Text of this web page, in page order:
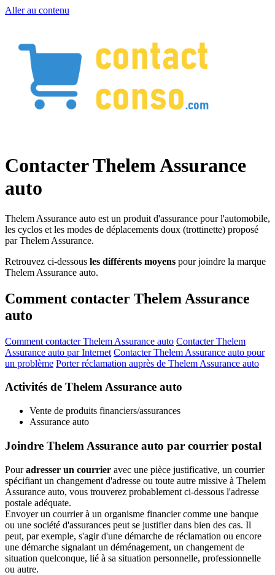
Aller au contenu
Contacter Thelem Assurance
auto
Thelem Assurance auto est un produit d'assurance pour l'automobile,
les cyclos et les modes de déplacements doux (trottinette) proposé
par Thelem Assurance.
Retrouvez ci-dessous les différents moyens pour joindre la marque
Thelem Assurance auto.
Comment contacter Thelem Assurance
auto
Comment contacter Thelem Assurance auto Contacter Thelem
Assurance auto par Internet Contacter Thelem Assurance auto pour
un problème Porter réclamation auprès de Thelem Assurance auto
Activités de Thelem Assurance auto
Vente de produits financiers/assurances
Assurance auto
Joindre Thelem Assurance auto par courrier postal
Pouradresser un courrier avec une pièce justificative, un courrier
spécifiant un changement d'adresse ou toute autre missive à Thelem
Assurance auto, vous trouverez probablement ci-dessous l'adresse
postale adéquate.
Envoyer un courrier à un organisme financier comme une banque
ou une société d'assurances peut se justifier dans bien des cas. Il
peut, par exemple, s'agir d'une démarche de réclamation ou encore
une démarche signalant un déménagement, un changement de
situation quelconque, lié à sa situation personnelle, professionnelle
ou autre.